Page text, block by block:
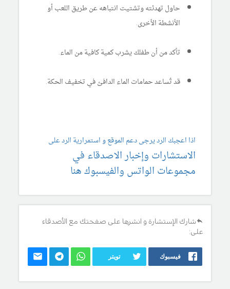
حاول تهدئته وتشتيت انتباهه عن طريق اللعب أو
الأنشطة الأخرى.
تأكد من أن طفلك يشرب كمية كافية من الماء.
قد تُساعد حمامات الماء الدافئ في تخفيف الحكة.
اذا اعجبك الرد يرجى دعم الموقع و استمرارية الرد على
الاستشارات وإخبار الاصدقاء في
مجموعات الواتس والفيسبوك هنا
شارك الإستشارة و انشرها على صفحتك مع الأصدقاء
على:
فيسبوك تويتر